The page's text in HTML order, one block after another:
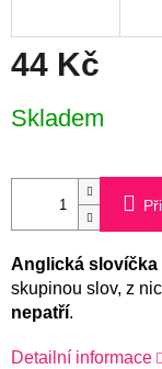
44 Kč
cena:
Skladem
Anglická slovíčka
skupinou slov, z
nepatří.
Detailní informace